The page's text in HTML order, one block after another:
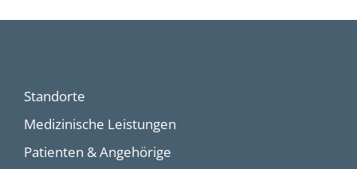
Standorte
Medizinische Leistungen
Patienten & Angehörige